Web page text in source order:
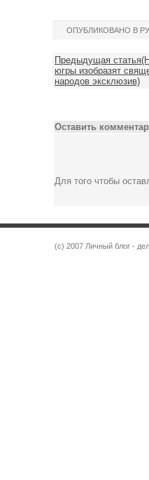
ОПУБЛИКОВАНО В
Предыдущая
югры изобразят
народов эксклюзив)
Оставить
Для того чтобы
(c) 2007 Личный блог -